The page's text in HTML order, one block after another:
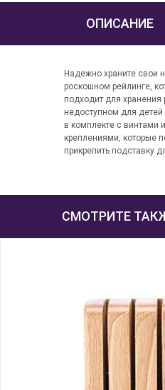
ОПИСАНИЕ
Надежно храните свои
роскошном рейлинге,
подходит для
недоступном для
в комплекте с винтами
креплениями, которые
прикрепить подставку
СМОТРИТЕ